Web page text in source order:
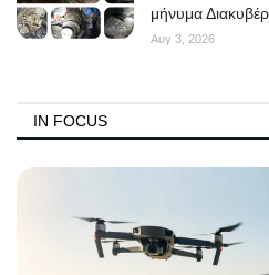
μήνυμα
Αυγ 3, 2026
IN FOCUS